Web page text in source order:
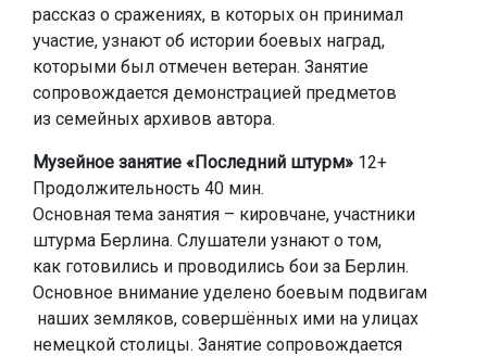
рассказ о сражениях, в которых он принимал
участие, узнают об истории боевых наград,
которыми был отмечен ветеран. Занятие
сопровождается демонстрацией предметов
из семейных архивов автора.
Музейное занятие «Последний штурм» 12+
Продолжительность 40 мин.
Основная тема занятия – кировчане, участники
штурма Берлина. Слушатели узнают о том,
как готовились и проводились бои за Берлин.
Основное внимание уделено боевым подвигам
наших земляков, совершённых ими на улицах
немецкой столицы. Занятие сопровождается